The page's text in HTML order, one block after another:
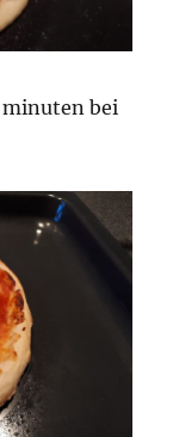
minuten bei